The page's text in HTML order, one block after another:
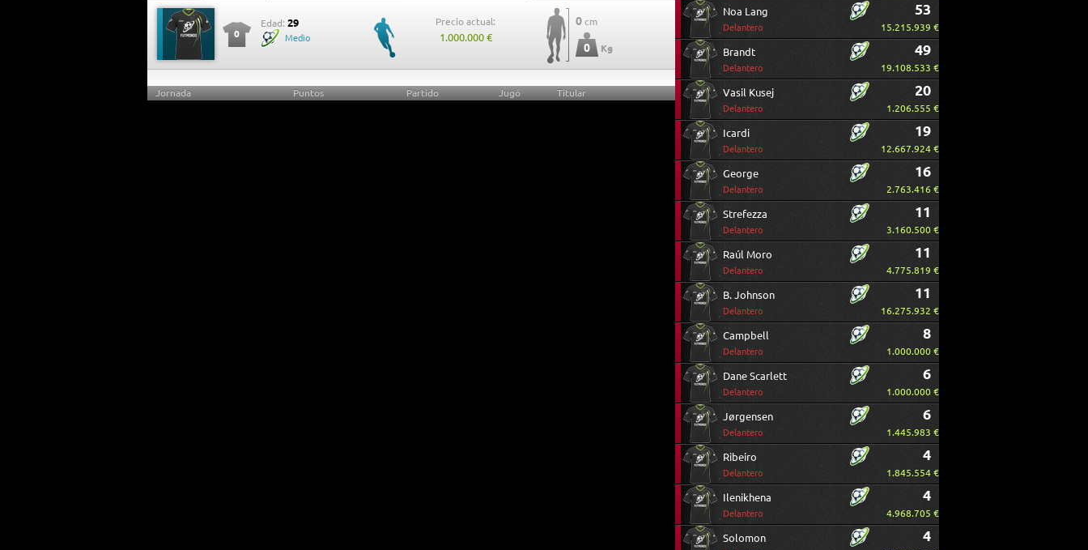
0
Edad: 29
Medio
Precio actual:
1.000.000 €
0 cm
0 Kg
Jornada Puntos Partido Jugó Titular
Noa Lang
Delantero
53
15.215.939 €
Brandt
Delantero
49
19.108.533 €
Vasil Kusej
Delantero
20
1.206.555 €
Icardi
Delantero
19
12.667.924 €
George
Delantero
16
2.763.416 €
Strefezza
Delantero
11
3.160.500 €
Raúl Moro
Delantero
11
4.775.819 €
B. Johnson
Delantero
11
16.275.932 €
Campbell
Delantero
8
1.000.000 €
Dane Scarlett
Delantero
6
1.000.000 €
Jørgensen
Delantero
6
1.445.983 €
Ribeiro
Delantero
4
1.845.554 €
Ilenikhena
Delantero
4
4.968.705 €
Solomon 4